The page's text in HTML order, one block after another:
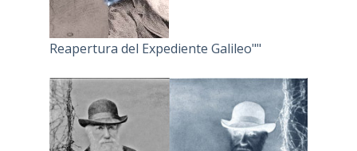
Reapertura del Expediente Galileo""